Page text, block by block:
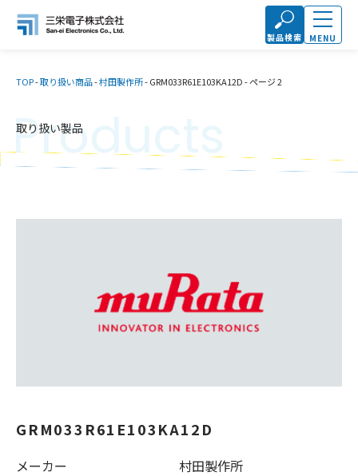
製品検索 MENU
TOP-取り扱い商品-村田製作所-GRM033R61E103KA12D-ページ 2
取り扱い製品
Products
GRM033R61E103KA12D
メーカー 村田製作所